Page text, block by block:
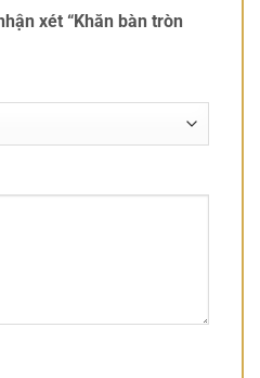
xét “Khăn bàn tròn